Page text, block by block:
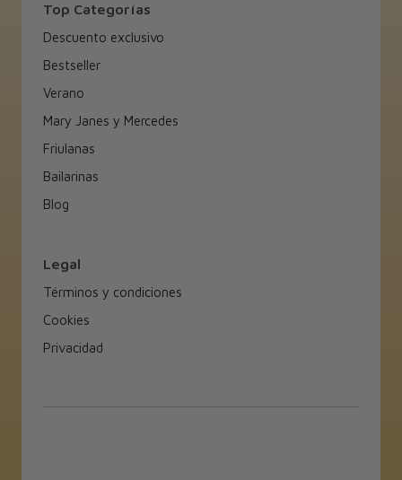
Top Categorías
Descuento exclusivo
Bestseller
Verano
Mary Janes y Mercedes
Friulanas
Bailarinas
Blog
Legal
Términos y condiciones
Cookies
Privacidad